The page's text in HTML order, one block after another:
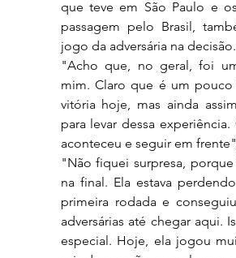
que teve em São Paulo e
passagem pelo Brasil,
jogo da adversária na decisão.
"Acho que, no geral, foi
mim. Claro que é um
vitória hoje, mas ainda
para levar dessa
aconteceu e seguir em
"Não fiquei surpresa,
na final. Ela estava
primeira rodada e
adversárias até chegar aqui.
especial. Hoje, ela jogou